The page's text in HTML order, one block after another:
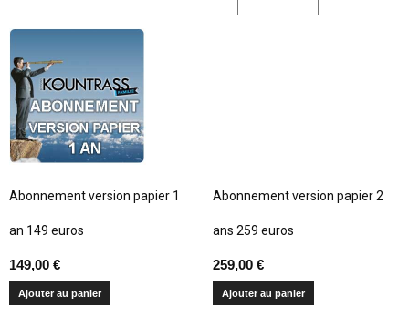
Abonnement version papier 1
an 149 euros
149,00 €
Ajouter au panier
Abonnement version papier 2
ans 259 euros
259,00 €
Ajouter au panier